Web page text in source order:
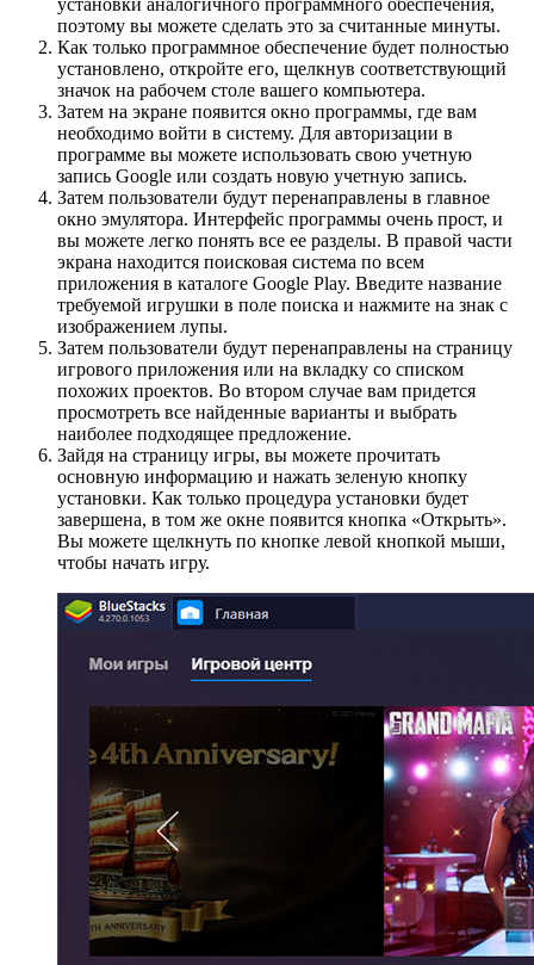
установки аналогичного программного обеспечения,
поэтому вы можете сделать это за считанные минуты.
Как только программное обеспечение будет полностью
установлено, откройте его, щелкнув соответствующий
значок на рабочем столе вашего компьютера.
Затем на экране появится окно программы, где вам
необходимо войти в систему. Для авторизации в
программе вы можете использовать свою учетную
запись Google или создать новую учетную запись.
Затем пользователи будут перенаправлены в главное
окно эмулятора. Интерфейс программы очень прост, и
вы можете легко понять все ее разделы. В правой части
экрана находится поисковая система по всем
приложения в каталоге Google Play. Введите название
требуемой игрушки в поле поиска и нажмите на знак с
изображением лупы.
Затем пользователи будут перенаправлены на страницу
игрового приложения или на вкладку со списком
похожих проектов. Во втором случае вам придется
просмотреть все найденные варианты и выбрать
наиболее подходящее предложение.
Зайдя на страницу игры, вы можете прочитать
основную информацию и нажать зеленую кнопку
установки. Как только процедура установки будет
завершена, в том же окне появится кнопка «Открыть».
Вы можете щелкнуть по кнопке левой кнопкой мыши,
чтобы начать игру.